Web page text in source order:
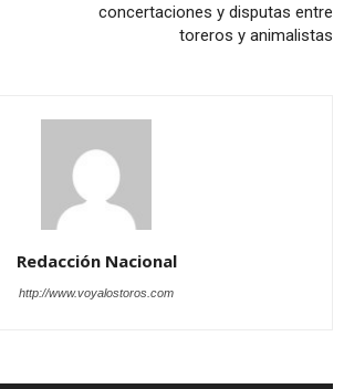
concertaciones y disputas entre
toreros y animalistas
Redacción Nacional
http://www.voyalostoros.com